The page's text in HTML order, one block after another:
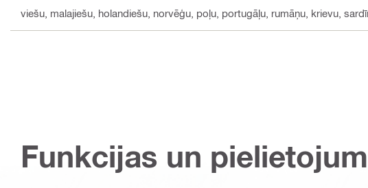
viešu, malajiešu, holandiešu, norvēģu, poļu, portugāļu, rumāņu, krievu,
Funkcijas un